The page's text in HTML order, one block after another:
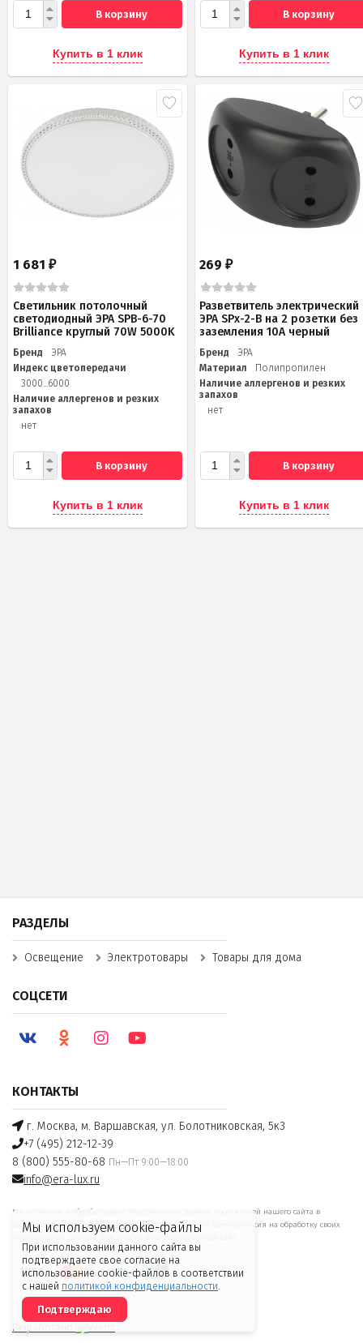
Мы используем cookie-файлы
При использовании данного сайта вы
подтверждаете свое согласие на
использование cookie-файлов в соответствии
с нашей политикой конфиденциальности.
Подтверждаю
В корзину
Купить в 1 клик
В корзину
Купить в 1 клик
1 681 ₽
Светильник потолочный
светодиодный ЭРА SPB-6-70
Brilliance круглый 70W 5000K
Бренд
ЭРА
Индекс цветопередачи
3000...6000
Наличие аллергенов и резких
запахов
нет
В корзину
Купить в 1 клик
269₽
Разветвитель электрический
ЭРА SPx-2-B на 2 розетки без
заземления 10А черный
Бренд
ЭРА
Материал
Полипропилен
Наличие аллергенов и резких
запахов
нет
В корзину
Купить в 1 клик
КОНТАКТЫ
г. Москва, м. Варшавская, ул. Болотниковская, 5к3
+7 (495) 212-12-39
8 (800) 555-80-68 Пн—Пт 9:00—18:00
info@era-lux.ru
Мы получаем и обрабатываем персональные данные посетителей нашего сайта в
соответствии софициальной политикой. Если вы не даете согласия на обработку своих
персональных данных, Вам необходимо покинуть наш сайт.
Разработано
РАЗДЕЛЫ
Освещение Электротовары Товары для дома
СОЦСЕТИ